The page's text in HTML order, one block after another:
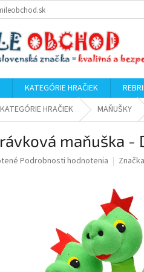
KATEGÓRIE HRAČIEK
KATEGÓRIE HRAČIEK MAŇUŠKY
maňuška -
Podrobnosti hodnotenia